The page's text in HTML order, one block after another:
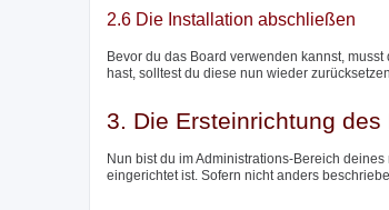
2.6 Die Installation abschließen
Bevor du das Board verwenden kannst,
hast, solltest du diese nun wieder
3. Die Ersteinrichtung des
Nun bist du im Administrations-Bereich
eingerichtet ist. Sofern nicht anders